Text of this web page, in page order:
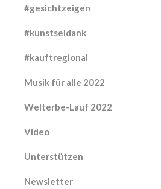
#gesichtzeigen
#kunstseidank
#kauftregional
Musik für alle 2022
Welterbe-Lauf 2022
Video
Unterstützen
Newsletter